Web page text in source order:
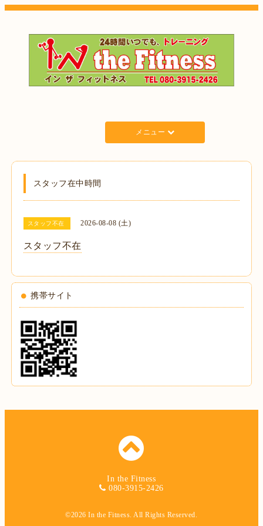
メニュー
スタッフ在中時間
スタッフ不在 2026-08-08 (土)
スタッフ不在
携帯サイト
In the Fitness
080-3915-2426
©2026In the Fitness. All Rights Reserved.